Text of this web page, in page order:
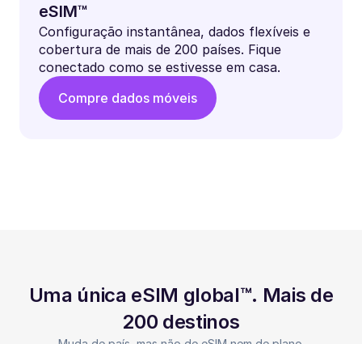
eSIM™
Configuração instantânea, dados flexíveis e
cobertura de mais de 200 países. Fique
conectado como se estivesse em casa.
Compre dados móveis
Uma única eSIM global™. Mais de
200 destinos